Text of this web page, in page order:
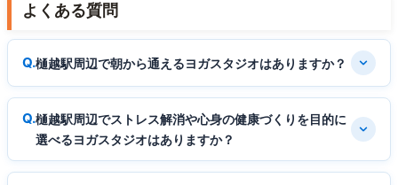
よくある質問
樋越駅周辺で朝から通えるヨガスタジオはありますか？
樋越駅周辺でストレス解消や心身の健康づくりを目的に
選べるヨガスタジオはありますか？